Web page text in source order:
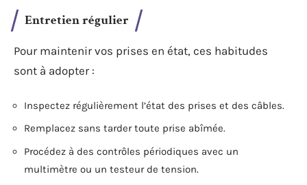
Entretien régulier
Pour maintenir vos prises en état, ces habitudes
sont à adopter :
Inspectez régulièrement l’état des prises et des câbles.
Remplacez sans tarder toute prise abîmée.
Procédez à des contrôles périodiques avec un
multimètre ou un testeur de tension.